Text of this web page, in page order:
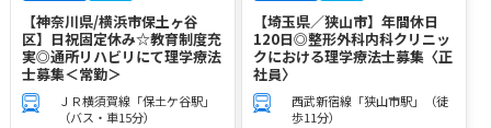
【神奈川県/横浜市保土ヶ谷
区】日祝固定休み☆教育制度充
実◎通所リハビリにて理学療法
士募集＜常勤＞
ＪＲ横須賀線「保土ケ谷駅」
（バス・車15分）
【埼玉県／狭山市】年間休日
120日◎整形外科内科クリニッ
クにおける理学療法士募集〈正
社員〉
西武新宿線「狭山市駅」（徒
歩11分）